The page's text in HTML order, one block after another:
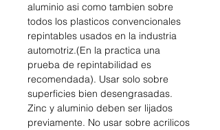
aluminio asi como tambien sobre
todos los plasticos convencionales
repintables usados en la industria
automotriz.(En la practica una
prueba de repintabilidad es
recomendada). Usar solo sobre
superficies bien desengrasadas.
Zinc y aluminio deben ser lijados
previamente. No usar sobre acrilicos